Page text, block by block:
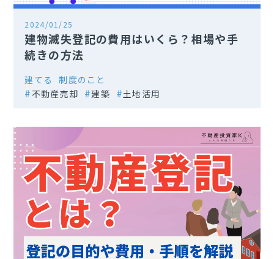
2024/01/25
建物滅失登記の費用はいくら？相場や手
続きの方法
建てる
制度のこと
不動産売却
建築 土地活用